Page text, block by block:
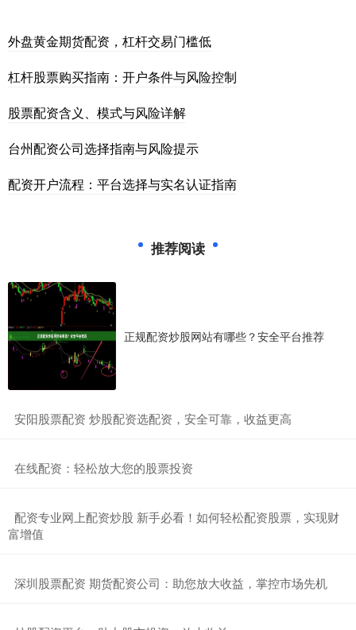
外盘黄金期货配资，杠杆交易门槛低
杠杆股票购买指南：开户条件与风险控制
股票配资含义、模式与风险详解
台州配资公司选择指南与风险提示
配资开户流程：平台选择与实名认证指南
推荐阅读
正规配资炒股网站有哪些？安全平台推荐
​安阳股票配资 炒股配资选配资，安全可靠，收益更高
​在线配资：轻松放大您的股票投资
​配资专业网上配资炒股 新手必看！如何轻松配资股票，实现财
富增值
​深圳股票配资 期货配资公司：助您放大收益，掌控市场先机